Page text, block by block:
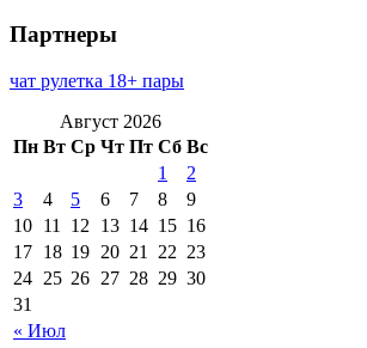
Партнеры
чат рулетка 18+ пары
Август 2026
Пн Вт Ср Чт Пт Сб Вс
« Июл
1
2
3
4 5 6 7 8
9
10 11 12 13 14 15 16
17 18 19 20 21 22 23
24 25 26 27 28 29 30
31